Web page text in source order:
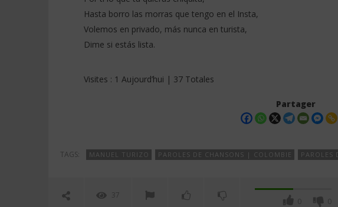
Hasta borro las morras que tengo en el Insta,
Volemos en privado, más nunca en turista,
Dime si estás lista.
Visites : 1 Aujourd’hui | 37 Totales
Partager
TAGS: MANUEL TURIZO PAROLES DE CHANSONS | COLOMBIE PAROLES
37
0 0